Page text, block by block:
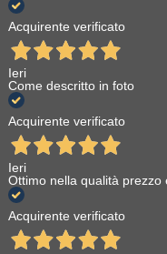
Acquirente verificato
Ieri
Come descritto in foto
Acquirente verificato
Ieri
Ottimo nella qualità prezzo
Acquirente verificato